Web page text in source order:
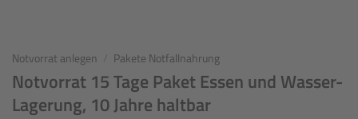
Notvorrat anlegen Pakete Notfallnahrung
Notvorrat 15 Tage Paket Essen und Wasser-
Lagerung, 10 Jahre haltbar